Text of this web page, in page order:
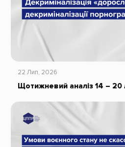
22 Лип, 2026
Щотижневий аналіз 14 – 20